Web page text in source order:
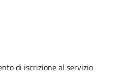
di iscrizione al servizio